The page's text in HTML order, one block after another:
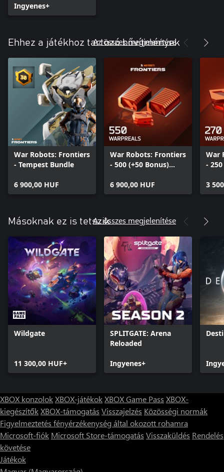
Ingyenes+
Ehhez a játékhoz tartozó bővítmények
Az összes megjelenítése
War Robots: Frontiers
- Tempest Bundle
6 900,00 HUF
War Robots: Frontiers
- 500 (+50 Bonus)
6 900,00 HUF
War
-
3
Másoknak ez is tetszikAz összes megjelenítése
Wildgate
11 300,00 HUF+
SPLITGATE: Arena
Reloaded
Ingyenes+
XBOX konzolokXBOX-játékokXBOX Game Pass XBOX-
kiegészítőkXBOX-támogatás Visszajelzés Közösségi normák
Figyelmeztetés fényérzékenység által okozott rohamra
Microsoft-fiók Microsoft Store-támogatás Visszaküldés Rendelés
követése
Játékok